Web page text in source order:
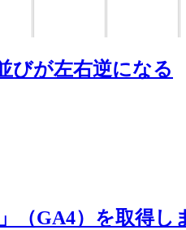
びが左右逆になる
（GA4）を取得し